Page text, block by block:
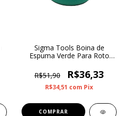
Sigma Tools Boina de
Espuma Verde Para Roto
R$51,90
R$36,33
R$34,51 com Pix